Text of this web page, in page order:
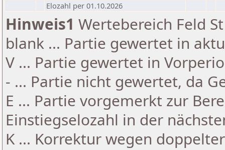
Elozahl per 01.10.2026
Hinweis1 Wertebereich Feld
blank ... Partie gewertet in
V ... Partie gewertet in
- ... Partie nicht gewertet, da
E ... Partie vorgemerkt zur
Einstiegselozahl in der
K ... Korrektur wegen